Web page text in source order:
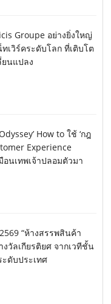
Groupe อย่างยิ่งใหญ่
เวิร์คระดับโลก ที่เติบโต
ยนแปลง
How to ใช้ ‘กฎ
Experience
นเทพเจ้าปลอมตัวมา
“ห้างสรรพสินค้า
งวัลเกียรติยศ จากเวทีชั้น
ดับประเทศ